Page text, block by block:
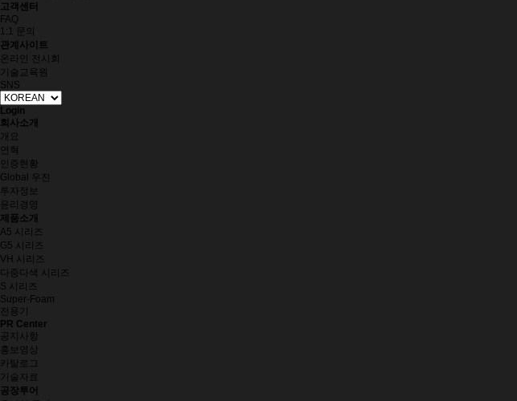
고객센터
FAQ
1:1 문의
관계사이트
온라인 전시회
기술교육원
SNS
Login
회사소개
개요
연혁
인증현황
Global 우진
투자정보
윤리경영
제품소개
A5 시리즈
G5 시리즈
VH 시리즈
다중다색 시리즈
S 시리즈
Super-Foam
전용기
PR Center
공지사항
홍보영상
카탈로그
기술자료
공장투어